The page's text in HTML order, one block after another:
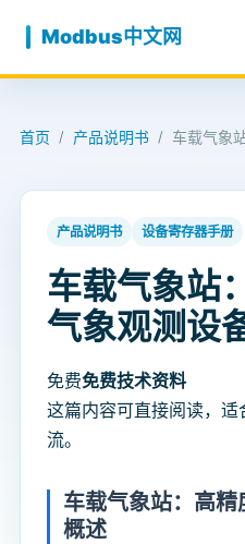
Modbus中文网
首页 / 产品说明书 / 车载气象
产品说明书 设备寄存器手册
车载气象站
气象观测设
免费免费技术资料
这篇内容可直接阅读，适
流。
车载气象站：高
概述